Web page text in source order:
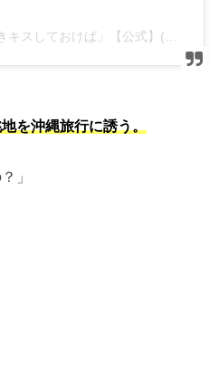
金曜ナイトドラマ「あのときキスしておけば」【公式】(@anokiss2021)がシェアした投稿
を沖縄旅行に誘う。
」